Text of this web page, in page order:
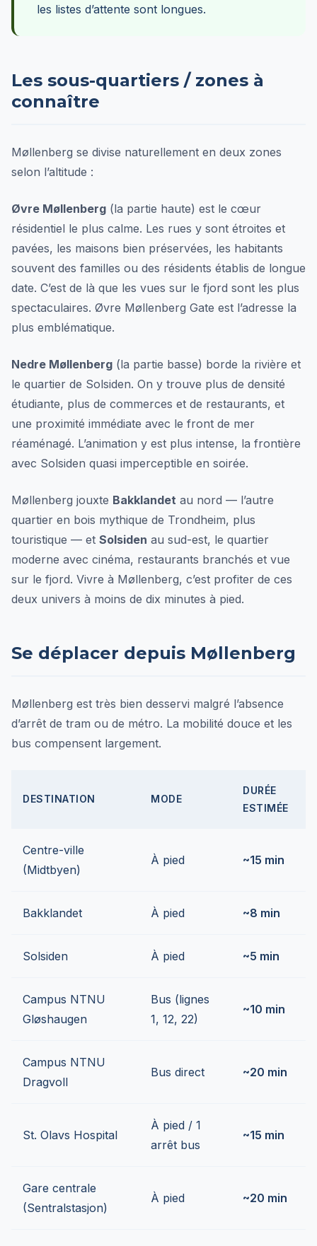
les listes d’attente sont longues.
Les sous-quartiers / zones à
connaître
Møllenberg se divise naturellement en deux zones
selon l’altitude :
Øvre Møllenberg (la partie haute) est le cœur
résidentiel le plus calme. Les rues y sont étroites et
pavées, les maisons bien préservées, les habitants
souvent des familles ou des résidents établis de longue
date. C’est de là que les vues sur le fjord sont les plus
spectaculaires. Øvre Møllenberg Gate est l’adresse la
plus emblématique.
Nedre Møllenberg (la partie basse) borde la rivière et
le quartier de Solsiden. On y trouve plus de densité
étudiante, plus de commerces et de restaurants, et
une proximité immédiate avec le front de mer
réaménagé. L’animation y est plus intense, la frontière
avec Solsiden quasi imperceptible en soirée.
Møllenberg jouxte Bakklandet au nord — l’autre
quartier en bois mythique de Trondheim, plus
touristique — et Solsiden au sud-est, le quartier
moderne avec cinéma, restaurants branchés et vue
sur le fjord. Vivre à Møllenberg, c’est profiter de ces
deux univers à moins de dix minutes à pied.
Se déplacer depuis Møllenberg
Møllenberg est très bien desservi malgré l’absence
d’arrêt de tram ou de métro. La mobilité douce et les
bus compensent largement.
DESTINATION MODE
DURÉE
ESTIMÉE
Centre-ville
(Midtbyen)
À pied ~15 min
Bakklandet À pied ~8 min
Solsiden À pied ~5 min
Campus NTNU
Gløshaugen
Bus (lignes
1, 12, 22)
~10 min
Campus NTNU
Dragvoll
Bus direct ~20 min
St. Olavs Hospital
À pied / 1
arrêt bus
~15 min
Gare centrale
(Sentralstasjon)
À pied ~20 min